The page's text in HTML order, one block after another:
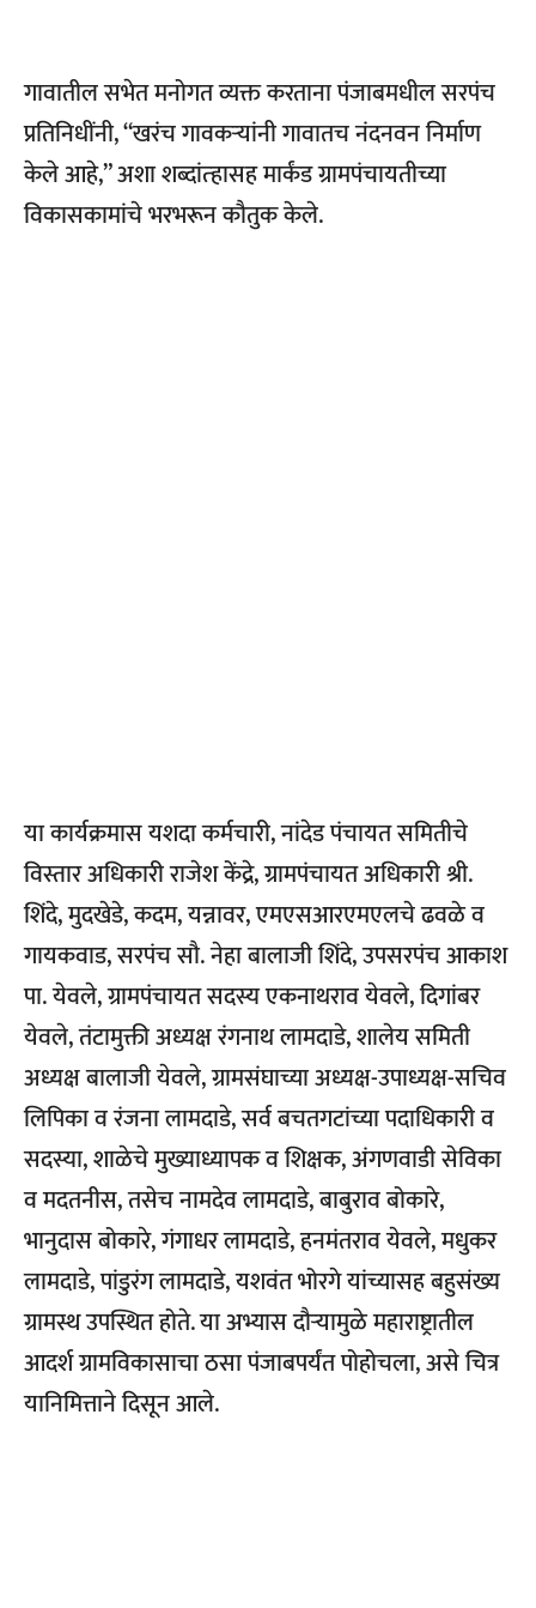
गावातील सभेत मनोगत व्यक्त करताना पंजाबमधील सरपंच
प्रतिनिधींनी,“खरंच गावकऱ्यांनी गावातच नंदनवन निर्माण
केले आहे,” अशा शब्दांत्‍हासह मार्कंड ग्रामपंचायतीच्या
विकासकामांचे भरभरून कौतुक केले.
या कार्यक्रमास यशदा कर्मचारी, नांदेड पंचायत समितीचे
विस्तार अधिकारी राजेश केंद्रे, ग्रामपंचायत अधिकारी श्री.
शिंदे, मुदखेडे, कदम, यन्नावर, एमएसआरएमएलचे ढवळे व
गायकवाड, सरपंच सौ. नेहा बालाजी शिंदे, उपसरपंच आकाश
पा. येवले, ग्रामपंचायत सदस्य एकनाथराव येवले, दिगांबर
येवले, तंटामुक्ती अध्यक्ष रंगनाथ लामदाडे, शालेय समिती
अध्यक्ष बालाजी येवले, ग्रामसंघाच्या अध्यक्ष-उपाध्यक्ष-सचिव
लिपिका व रंजना लामदाडे, सर्व बचतगटांच्या पदाधिकारी व
सदस्या, शाळेचे मुख्याध्यापक व शिक्षक, अंगणवाडी सेविका
व मदतनीस, तसेच नामदेव लामदाडे, बाबुराव बोकारे,
भानुदास बोकारे, गंगाधर लामदाडे, हनमंतराव येवले, मधुकर
लामदाडे, पांडुरंग लामदाडे, यशवंत भोरगे यांच्यासह बहुसंख्य
ग्रामस्थ उपस्थित होते.या अभ्यास दौर्‍यामुळे महाराष्ट्रातील
आदर्श ग्रामविकासाचा ठसा पंजाबपर्यंत पोहोचला, असे चित्र
यानिमित्ताने दिसून आले.